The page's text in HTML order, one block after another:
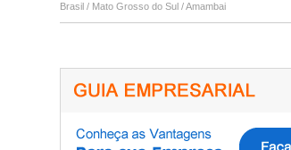
Brasil / Mato Grosso do Sul /Amambai